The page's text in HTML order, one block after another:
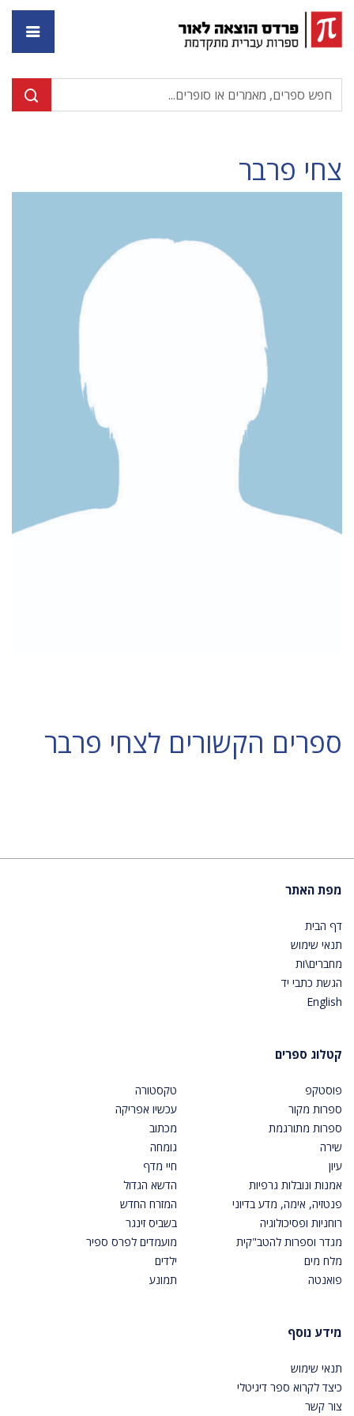
צחי פרבר
ספרים הקשורים לצחי פרבר
מפת האתר
דף הבית
תנאי שימוש
מחברים\ות
הגשת כתבי יד
English
קטלוג ספרים
פוסטקפ
ספרות מקור
ספרות מתורגמת
שירה
עיון
אמנות ונובלות גרפיות
פנטזיה, אימה, מדע בדיוני
רוחניות ופסיכולוגיה
מגדר וספרות להטב"קית
מלח מים
פואנטה
טקסטורה
עכשיו אפריקה
מכתוב
גומחה
חיי מדף
הדשא הגדול
המזרח החדש
בשביס זינגר
מועמדים לפרס ספיר
ילדים
תמונע
מידע נוסף
תנאי שימוש
כיצד לקרוא ספר דיגיטלי
צור קשר